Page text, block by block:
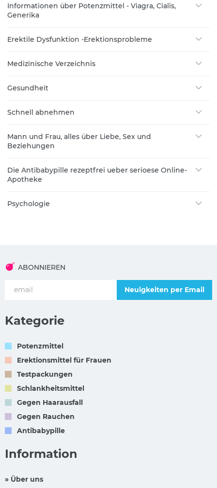
Informationen über Potenzmittel - Viagra, Cialis,
Generika
Erektile Dysfunktion -Erektionsprobleme
Medizinische Verzeichnis
Gesundheit
Schnell abnehmen
Mann und Frau, alles über Liebe, Sex und
Beziehungen
Die Antibabypille rezeptfrei ueber serioese Online-
Apotheke
Psychologie
ABONNIEREN
Neuigkeiten per Email
Kategorie
Potenzmittel
Erektionsmittel für Frauen
Testpackungen
Schlankheitsmittel
Gegen Haarausfall
Gegen Rauchen
Antibabypille
Information
» Über uns